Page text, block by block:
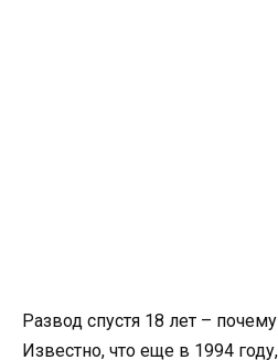
Развод спустя 18 лет –
Известно, что еще в 1994